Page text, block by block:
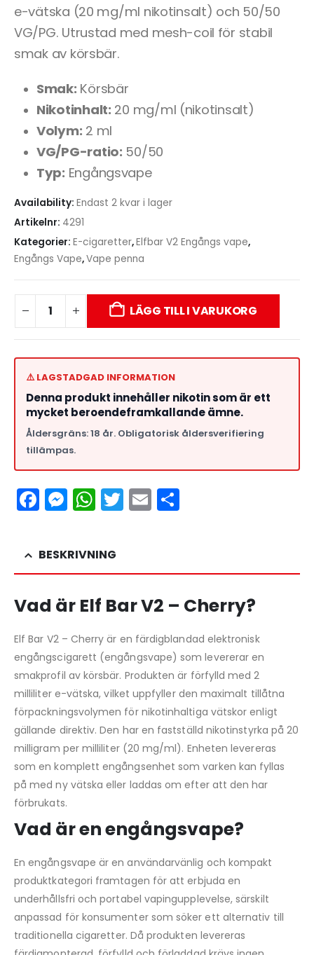
e-vätska (20 mg/ml nikotinsalt) och 50/50
VG/PG. Utrustad med mesh-coil för stabil
smak av körsbär.
Smak: Körsbär
Nikotinhalt: 20 mg/ml (nikotinsalt)
Volym: 2 ml
VG/PG-ratio: 50/50
Typ: Engångsvape
Availability: Endast 2 kvar i lager
Artikelnr: 4291
Kategorier: E-cigaretter,Elfbar V2 Engångs vape,
Engångs Vape,Vape penna
LÄGG TILL I VARUKORG
⚠️ LAGSTADGAD INFORMATION
Denna produkt innehåller nikotin som är ett
mycket beroendeframkallande ämne.
Åldersgräns: 18 år. Obligatorisk åldersverifiering
tillämpas.
Facebook
Messenger
WhatsApp
Twitter
Email
BESKRIVNING
Vad är Elf Bar V2 – Cherry?
Elf Bar V2 – Cherry är en färdigblandad elektronisk
engångscigarett (engångsvape) som levererar en
smakprofil av körsbär. Produkten är förfylld med 2
milliliter e-vätska, vilket uppfyller den maximalt tillåtna
förpackningsvolymen för nikotinhaltiga vätskor enligt
gällande direktiv. Den har en fastställd nikotinstyrka på 20
milligram per milliliter (20 mg/ml). Enheten levereras
som en komplett engångsenhet som varken kan fyllas
på med ny vätska eller laddas om efter att den har
förbrukats.
Vad är en engångsvape?
En engångsvape är en användarvänlig och kompakt
produktkategori framtagen för att erbjuda en
underhållsfri och portabel vapingupplevelse, särskilt
anpassad för konsumenter som söker ett alternativ till
traditionella cigaretter. Då produkten levereras